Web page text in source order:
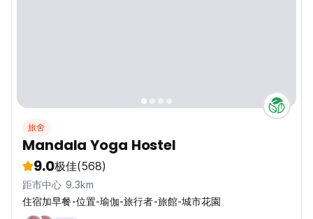
旅舍
Mandala Yoga Hostel
9.0极佳(568)
距市中心 9.3km
住宿加早餐-位置-瑜伽-旅行者-旅館-城市花園